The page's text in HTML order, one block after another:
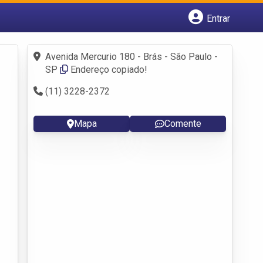
Entrar
Fazer login
Criar conta
Avenida Mercurio 180 - Brás - São Paulo -
SP
Endereço copiado!
(11) 3228-2372
Mapa Comente